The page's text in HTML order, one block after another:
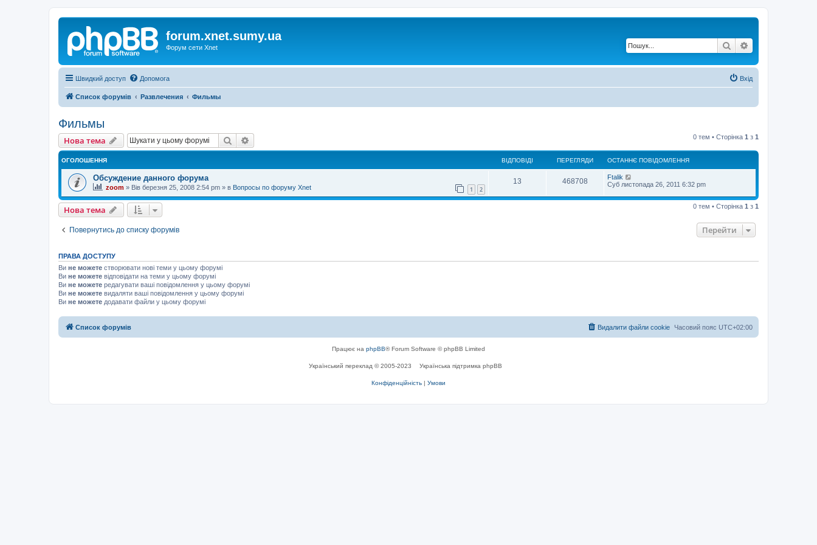
forum.xnet.sumy.ua
Форум сети Xnet Пошук
Швидкий доступ Допомога Вхід
Список форумів Развлечения Фильмы
Фильмы
Нова тема Пошук 0 тем • Сторінка 1 з 1
ОГОЛОШЕННЯ ВІДПОВІДІ ПЕРЕГЛЯДИ ОСТАННЄ ПОВІДОМЛЕННЯ
Обсуждение данного форума
zoom » Вів березня 25, 2008 2:54 pm » в Вопросы по форуму Xnet 1 2
13 468708
Ftalik
Суб листопада 26, 2011 6:32 pm
Нова тема 0 тем • Сторінка 1 з 1
Повернутись до списку форумів Перейти
ПРАВА ДОСТУПУ
Ви не можете створювати нові теми у цьому форумі
Ви не можете відповідати на теми у цьому форумі
Ви не можете редагувати ваші повідомлення у цьому форумі
Ви не можете видаляти ваші повідомлення у цьому форумі
Ви не можете додавати файли у цьому форумі
Список форумів Часовий пояс UTC+02:00
Видалити файли cookie
Працює на phpBB® Forum Software © phpBB Limited
Український переклад © 2005-2023 Українська підтримка phpBB
Конфіденційність | Умови